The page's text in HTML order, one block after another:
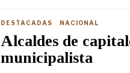
DESTACADAS · NACIONAL
Alcaldes de
municipalista